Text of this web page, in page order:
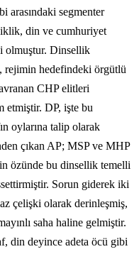
arasındaki segmenter
din ve cumhuriyet
olmuştur. Dinsellik
rejimin hedefindeki örgütlü
CHP elitleri
etmiştir. DP, işte bu
oylarına talip olarak
çıkan AP; MSP ve MHP
özünde bu dinsellik temelli
Sorun giderek iki
çelişki olarak derinleşmiş,
saha haline gelmiştir.
din deyince adeta öcü gibi